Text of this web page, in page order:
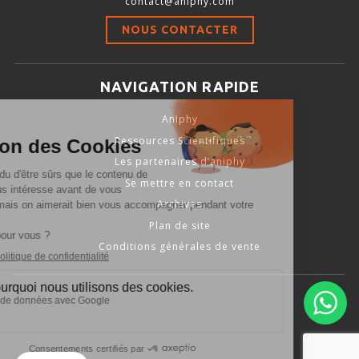
Stimulation-évaluation Thermique
ACTIVITÉ LOCOMOTRICE ET EXPLORATOIRE
COORDINATION ET SENSORI-MOTEUR
RYTHMES CIRCADIENS
DÉVELOPPEMENTS À FAÇON
PORTIQUES & STATIONS D’ANÉSTHÉSIE
ASPIRATEURS ET CARTOUCHES CHARBON ACTIF
ÉVAPORATEURS
NOUS CONTACTER
NAVIGATION RAPIDE
Aniphy
Ressources Scientifiques
Les partenaires d’aniphy
Se mettre en contact
Archives
Plan de site
Conditions générales de vente